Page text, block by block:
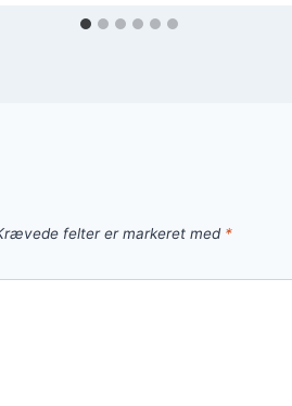
felter er markeret med *